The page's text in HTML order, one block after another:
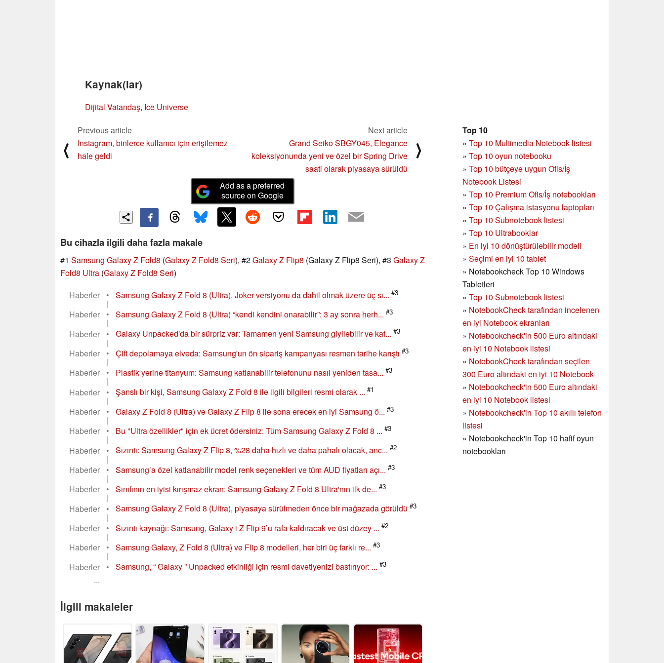
Kaynak(lar)
Dijital Vatandaş, Ice Universe
Top 10
» Top 10 Multimedia Notebook listesi
» Top 10 oyun notebooku
» Top 10 bütçeye uygun Ofis/İş
Notebook Listesi
» Top 10 Premium Ofis/İş notebookları
» Top 10 Çalışma istasyonu laptopları
» Top 10 Subnotebook listesi
» Top 10 Ultrabooklar
» En iyi 10 dönüştürülebilir modeli
» Seçimi en iyi 10 tablet
» Notebookcheck Top 10 Windows
Tabletleri
» Top 10 Subnotebook listesi
» NotebookCheck tarafından incelenen
en iyi Notebook ekranları
» Notebookcheck'in 500 Euro altındaki
en iyi 10 Notebook listesi
» NotebookCheck tarafından seçilen
300 Euro altındaki en iyi 10 Notebook
» Notebookcheck'in 500 Euro altındaki
en iyi 10 Notebook listesi
» Notebookcheck'in Top 10 akıllı telefon
listesi
» Notebookcheck'in Top 10 hafif oyun
notebookları
⟨
Previous article
Instagram, binlerce kullanıcı için erişilemez
hale geldi
Next article
Grand Seiko SBGY045, Elegance
koleksiyonunda yeni ve özel bir Spring Drive
saati olarak piyasaya sürüldü
⟩
Add as a preferred
source on Google
Bu cihazla ilgili daha fazla makale
#1 Samsung Galaxy Z Fold8 (Galaxy Z Fold8 Seri), #2Galaxy Z Flip8 (Galaxy Z Flip8 Seri), #3 Galaxy Z
Fold8 Ultra (Galaxy Z Fold8 Seri)
Haberler
• Samsung Galaxy Z Fold 8 (Ultra), Joker versiyonu da dahil olmak üzere üç sı... #3
|
Haberler
• Samsung Galaxy Z Fold 8 (Ultra) “kendi kendini onarabilir”: 3 ay sonra herh... #3
|
Haberler
• Galaxy Unpacked'da bir sürpriz var: Tamamen yeni Samsung giyilebilir ve kat... #3
|
Haberler
• Çift depolamaya elveda: Samsung'un ön sipariş kampanyası resmen tarihe karıştı #3
|
Haberler
• Plastik yerine titanyum: Samsung katlanabilir telefonunu nasıl yeniden tasa... #3
|
Haberler
• Şanslı bir kişi, Samsung Galaxy Z Fold 8 ile ilgili bilgileri resmi olarak ... #1
|
Haberler
• Galaxy Z Fold 8 (Ultra) ve Galaxy Z Flip 8 ile sona erecek en iyi Samsung ö... #3
|
Haberler
• Bu "Ultra özellikler" için ek ücret ödersiniz: Tüm Samsung Galaxy Z Fold 8 ... #3
|
Haberler
• Sızıntı: Samsung Galaxy Z Flip 8, %28 daha hızlı ve daha pahalı olacak, anc... #2
|
Haberler
• Samsung’a özel katlanabilir model renk seçenekleri ve tüm AUD fiyatları açı... #3
|
Haberler
• Sınıfının en iyisi kırışmaz ekran: Samsung Galaxy Z Fold 8 Ultra'nın ilk de... #3
|
Haberler
• Samsung Galaxy Z Fold 8 (Ultra), piyasaya sürülmeden önce bir mağazada görüldü #3
|
Haberler
• Sızıntı kaynağı: Samsung, Galaxy i Z Flip 9’u rafa kaldıracak ve üst düzey ... #2
|
Haberler
• Samsung Galaxy, Z Fold 8 (Ultra) ve Flip 8 modelleri, her biri üç farklı re... #3
|
Haberler
• Samsung, “ Galaxy ” Unpacked etkinliği için resmi davetiyenizi bastırıyor: ... #3
...
İlgili makaleler